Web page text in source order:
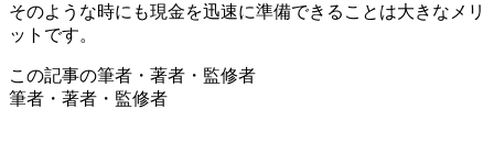
そのような時にも現金を迅速に準備できることは大きなメリ
ットです。
この記事の筆者・著者・監修者
筆者・著者・監修者